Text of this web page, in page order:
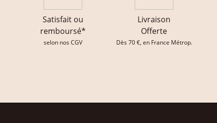
Satisfait ou
remboursé*
selon nos CGV
Livraison
Offerte
Dès 70 €, en France Métrop.